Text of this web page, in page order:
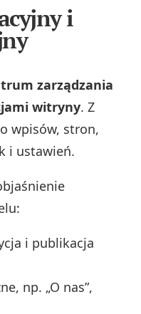
i
zarządzania
witryny. Z
wpisów, stron,
i ustawień.
i publikacja
np. „O nas”,